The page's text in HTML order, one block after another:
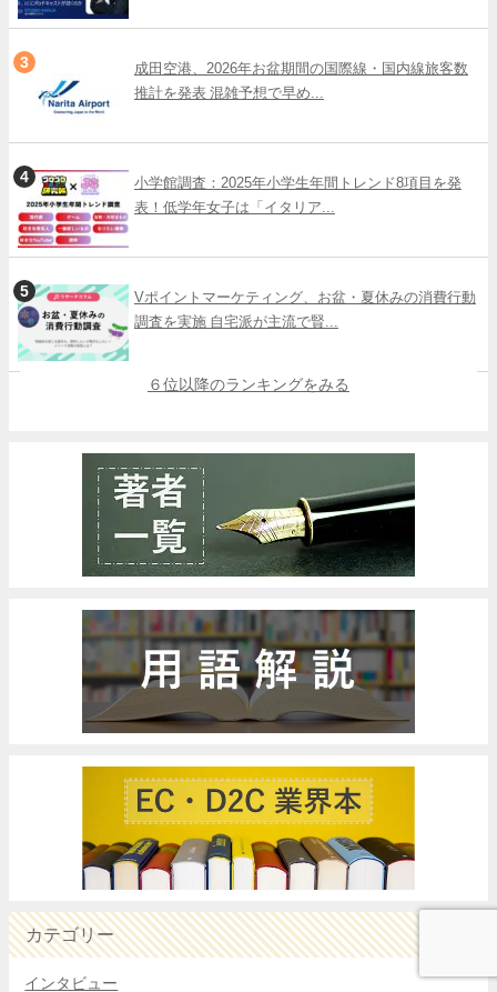
成田空港、2026年お盆期間の国際線・国内線旅客数
推計を発表 混雑予想で早め...
小学館調査：2025年小学生年間トレンド8項目を発
表！低学年女子は「イタリア...
Vポイントマーケティング、お盆・夏休みの消費行動
調査を実施 自宅派が主流で賢...
６位以降のランキングをみる
カテゴリー
インタビュー